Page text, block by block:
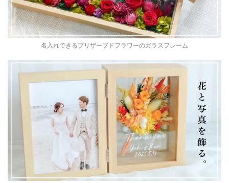
名入れできるプリザーブドフラワーのガラスフレーム